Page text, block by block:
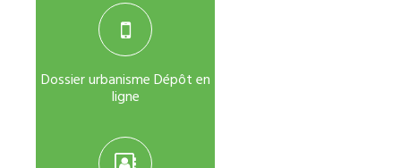
Dossier urbanisme Dépôt en
ligne